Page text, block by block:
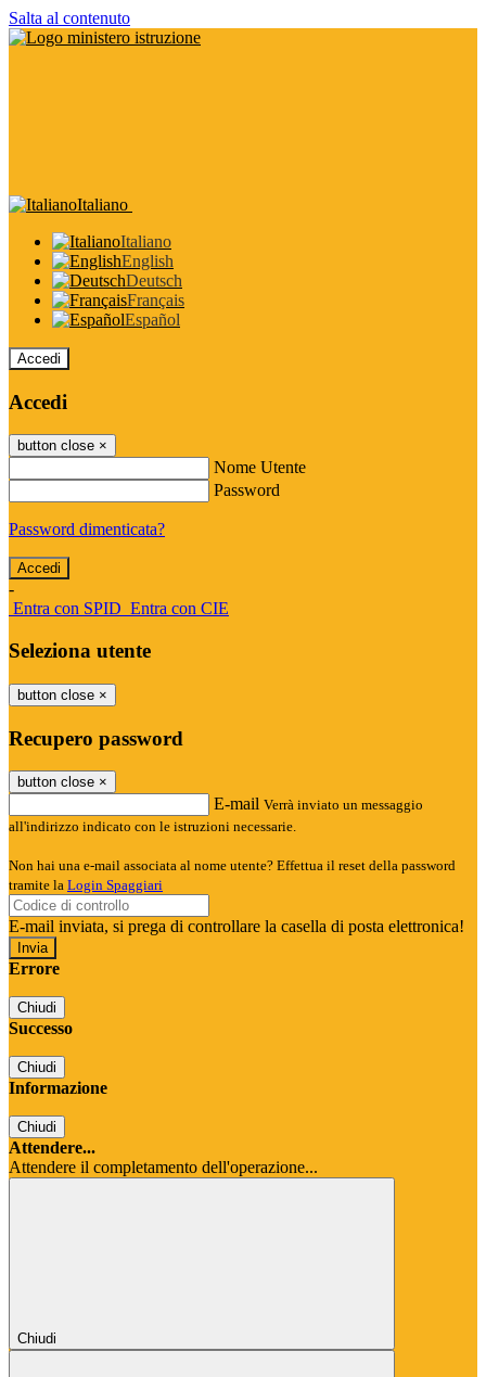
Salta al contenuto
Italiano
Italiano
English
Deutsch
Français
Español
Accedi
Accedi
button close ×
Nome Utente
Password
Password dimenticata?
-
Entra con SPID Entra con CIE
Seleziona utente
button close ×
Recupero password
button close ×
E-mail Verrà inviato un messaggio
all'indirizzo indicato con le istruzioni necessarie.
Non hai una e-mail associata al nome utente? Effettua il reset della password
tramite la Login Spaggiari
E-mail inviata, si prega di controllare la casella di posta elettronica!
Errore
Chiudi
Successo
Chiudi
Informazione
Chiudi
Attendere...
Attendere il completamento dell'operazione...
Chiudi